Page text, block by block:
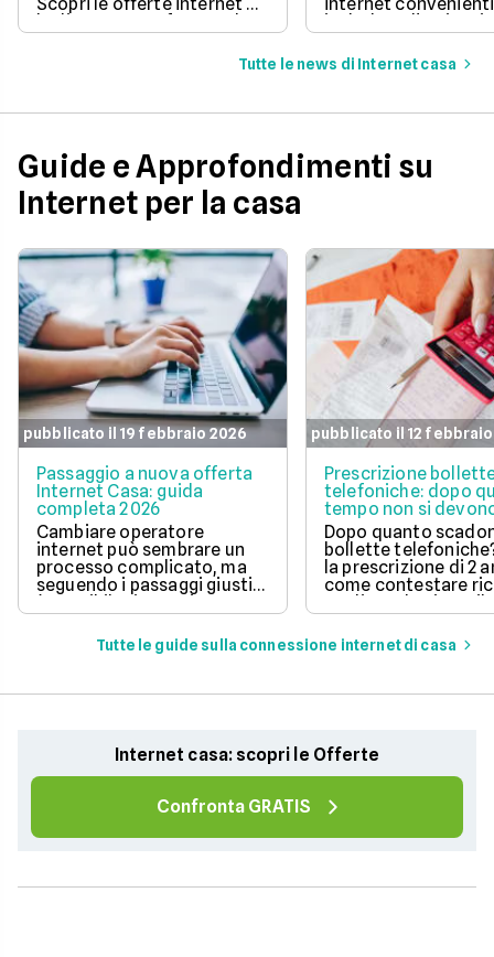
luglio 2026, confrontando
prezzi, velocità e costi di
includono
gratuita.
Tutte le news di Internet casa
Guide e Approfondimenti su
Internet per la casa
pubblicato il 19 febbraio 2026
Passaggio a nuova offerta
Internet Casa: guida
completa 2026
Cambiare operatore
internet può sembrare un
processo complicato, ma
seguendo i passaggi giusti,
è possibile risparmiare
notevolmente sulla linea
telefonica e godere di un
servizio migliore. In questo
procedura da seguire.
pubblicato il 12
Prescrizione
telefoniche: dopo
tempo non si
pagare?
Dopo quanto
bollette
la prescrizione di 2
come contestare
tardive ed evitare il
pagamento di
vecchie.
Tutte le guide sulla connessione internet di casa
Internet casa: scopri le Offerte
Confronta GRATIS